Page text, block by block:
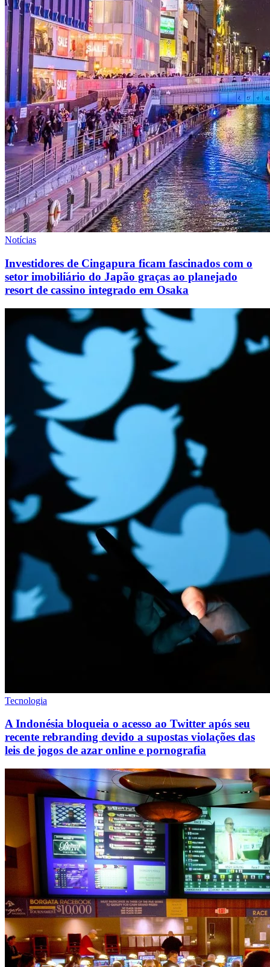
Notícias
Investidores de Cingapura ficam fascinados com o
setor imobiliário do Japão graças ao planejado
resort de cassino integrado em Osaka
Tecnologia
A Indonésia bloqueia o acesso ao Twitter após seu
recente rebranding devido a supostas violações das
leis de jogos de azar online e pornografia